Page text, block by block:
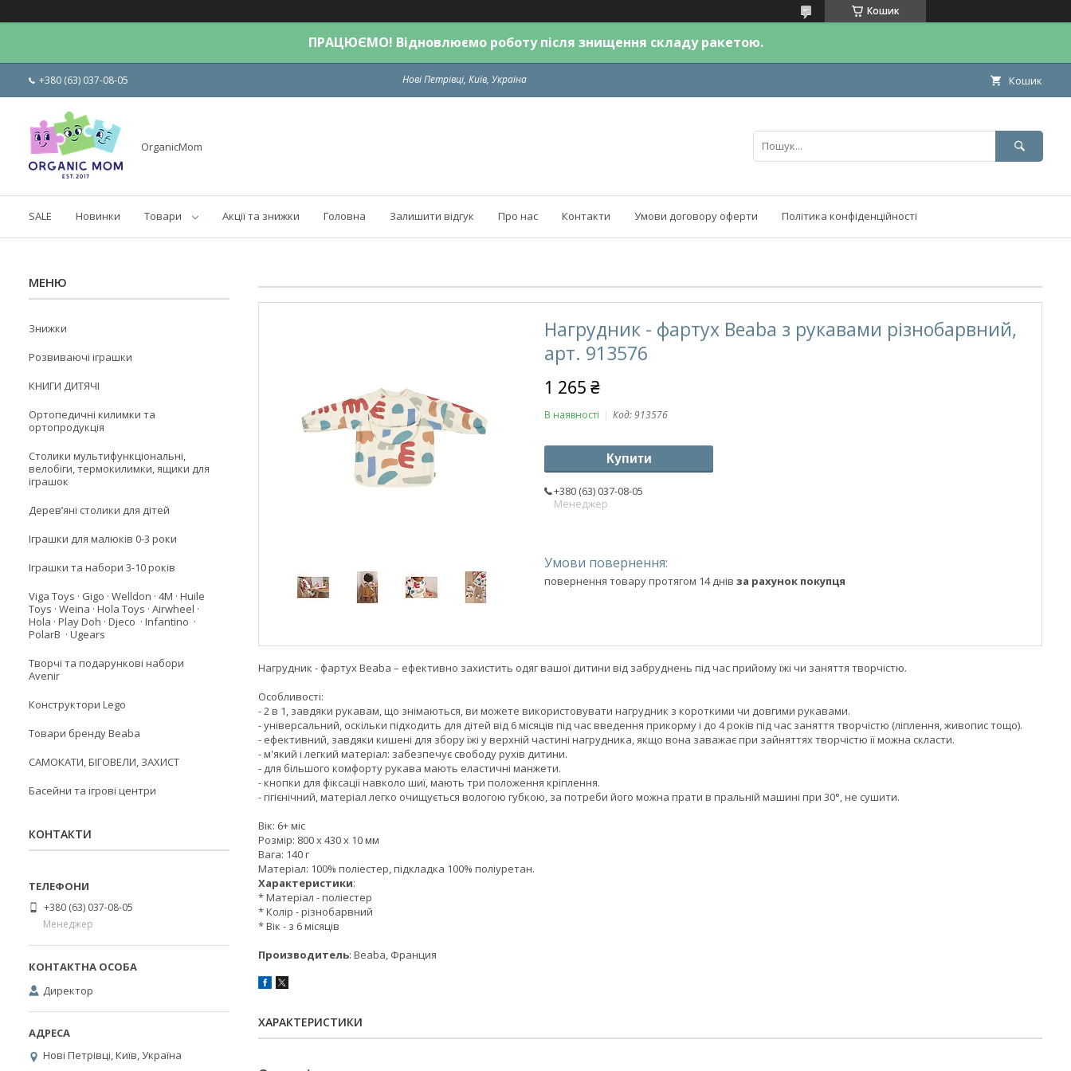
Кошик
ПРАЦЮЄМО! Відновлюємо роботу після знищення складу ракетою.
+380 (63) 037-08-05 Нові Петрівці, Київ, Україна Кошик
OrganicMom
SALE Новинки Товари Акції та знижки Головна Залишити відгук Про нас Контакти Умови договору оферти Політика конфіденційності
Нагрудник - фартух Beaba з рукавами різнобарвний,
арт. 913576
1 265 ₴
В наявності Код:913576
Купити
+380 (63) 037-08-05
Менеджер
повернення товару протягом 14 днів за рахунок покупця
Нагрудник - фартух Beaba – ефективно захистить одяг вашої дитини від забруднень під час прийому їжі чи заняття творчістю.
Особливості:
- 2 в 1, завдяки рукавам, що знімаються, ви можете використовувати нагрудник з короткими чи довгими рукавами.
- універсальний, оскільки підходить для дітей від 6 місяців під час введення прикорму і до 4 років під час заняття творчістю (ліплення, живопис тощо).
- ефективний, завдяки кишені для збору їжі у верхній частині нагрудника, якщо вона заважає при зайняттях творчістю її можна скласти.
- м'який і легкий матеріал: забезпечує свободу рухів дитини.
- для більшого комфорту рукава мають еластичні манжети.
- кнопки для фіксації навколо шиї, мають три положення кріплення.
- гігієнічний, матеріал легко очищується вологою губкою, за потреби його можна прати в пральній машині при 30°, не сушити.
Вік: 6+ міс
Розмір: 800 х 430 х 10 мм
Вага: 140 г
Матеріал: 100% поліестер, підкладка 100% поліуретан.
Характеристики:
* Матеріал - поліестер
* Колір - різнобарвний
* Вік - з 6 місяців
Производитель: Beaba, Франция
ХАРАКТЕРИСТИКИ
Знижки
Розвиваючі іграшки
КНИГИ ДИТЯЧІ
Ортопедичні килимки та
ортопродукція
Столики мультифункціональні,
велобіги, термокилимки, ящики для
іграшок
Деревʼяні столики для дітей
Іграшки для малюків 0-3 роки
Іграшки та набори 3-10 років
Viga Toys · Gigo · Welldon · 4M · Huile
Toys · Weina · Hola Toys · Airwheel ·
Hola · Play Doh · Djeco · Infantino ·
PolarB · Ugears
Творчі та подарункові набори
Avenir
Конструктори Lego
Товари бренду Beaba
САМОКАТИ, БІГОВЕЛИ, ЗАХИСТ
Басейни та ігрові центри
КОНТАКТИ
+380 (63) 037-08-05
Менеджер
Директор
Нові Петрівці, Київ, Україна